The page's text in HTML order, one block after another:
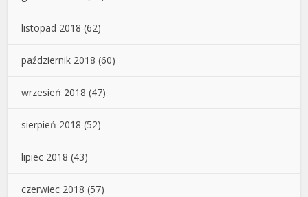
listopad 2018 (62)
październik 2018 (60)
wrzesień 2018 (47)
sierpień 2018 (52)
lipiec 2018 (43)
czerwiec 2018 (57)